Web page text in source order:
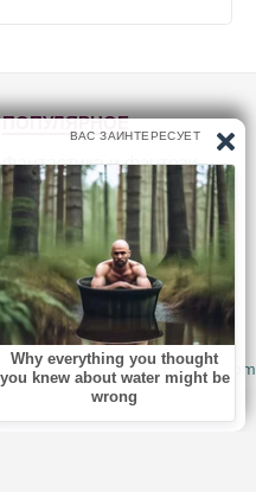
ПОПУЛЯРНОЕ
Фантастика и фэнтези
Детективы, триллеры
Для детей
Роман, проза
Приключения
Юмор, сатира
© 2010-2026Audiobook-mp3.com